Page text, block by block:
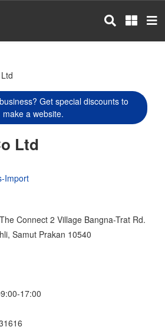
Get special discounts to
make a website.
Ltd
Import
Connect 2 Village Bangna-Trat Rd.
Samut Prakan 10540
17:00